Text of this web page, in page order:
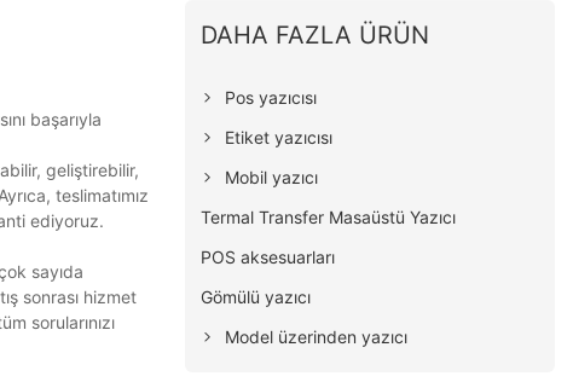
başarıyla
geliştirebilir,
teslimatımız
ediyoruz.
sayıda
sonrası hizmet
sorularınızı
DAHA FAZLA ÜRÜN
Pos yazıcısı
Etiket yazıcısı
Mobil yazıcı
Termal Transfer Masaüstü Yazıcı
POS aksesuarları
Gömülü yazıcı
Model üzerinden yazıcı